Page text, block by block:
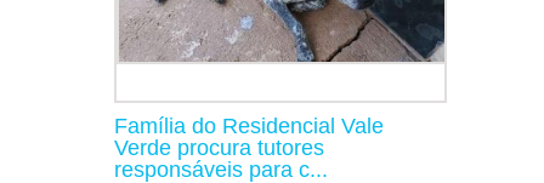
Família do Residencial Vale
Verde procura tutores
responsáveis para c...